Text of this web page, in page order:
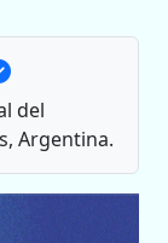
del
Argentina.